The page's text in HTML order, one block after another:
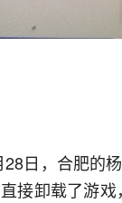
日，合肥的
接卸载了游